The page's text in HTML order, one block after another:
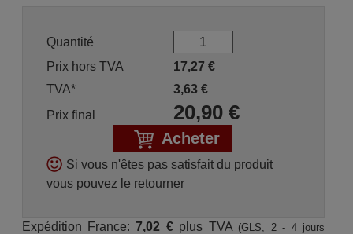
Quantité
Prix hors TVA
17,27 €
TVA*
3,63€
Prix final
20,90€
Acheter
Si vous n'êtes pas satisfait du produit
vous pouvez le retourner
Expédition France:7,02 €plus TVA (GLS, 2 - 4 jours